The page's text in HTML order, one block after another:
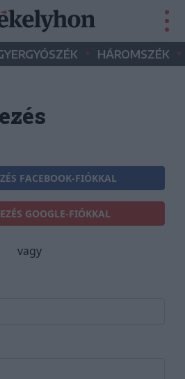
• HÁROMSZÉK •
FACEBOOK-FIÓKKAL
GOOGLE-FIÓKKAL
vagy